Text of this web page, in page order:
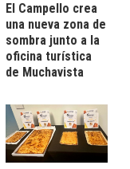
El Campello crea
una nueva zona de
sombra junto a la
oficina turística
de Muchavista